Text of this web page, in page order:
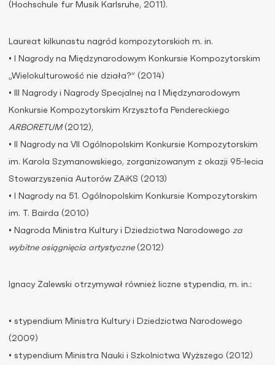
(Hochschule fur Musik Karlsruhe, 2011).
Laureat kilkunastu nagród kompozytorskich m. in.
• I Nagrody na Międzynarodowym Konkursie Kompozytorskim
„Wielokulturowość nie działa?” (2014)
• III Nagrody i Nagrody Specjalnej na I Międzynarodowym
Konkursie Kompozytorskim Krzysztofa Pendereckiego
ARBORETUM(2012),
• II Nagrody na VII Ogólnopolskim Konkursie Kompozytorskim
im. Karola Szymanowskiego, zorganizowanym z okazji 95-lecia
Stowarzyszenia Autorów ZAiKS (2013)
• I Nagrody na 51. Ogólnopolskim Konkursie Kompozytorskim
im. T. Bairda (2010)
• Nagroda Ministra Kultury i Dziedzictwa Narodowego za
wybitne osiągnięcia artystyczne(2012)
Ignacy Zalewski otrzymywał również liczne stypendia, m. in.:
• stypendium Ministra Kultury i Dziedzictwa Narodowego
(2009)
• stypendium Ministra Nauki i Szkolnictwa Wyższego (2012)